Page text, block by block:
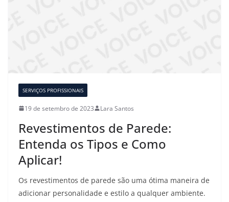
SERVIÇOS PROFISSIONAIS
19 de setembro de 2023 Lara Santos
Revestimentos de Parede:
Entenda os Tipos e Como
Aplicar!
Os revestimentos de parede são uma ótima maneira de
adicionar personalidade e estilo a qualquer ambiente.